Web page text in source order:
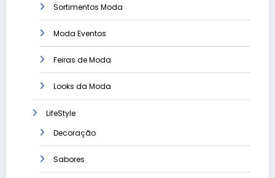
Sortimentos Moda
Moda Eventos
Feiras de Moda
Looks da Moda
LifeStyle
Decoração
Sabores